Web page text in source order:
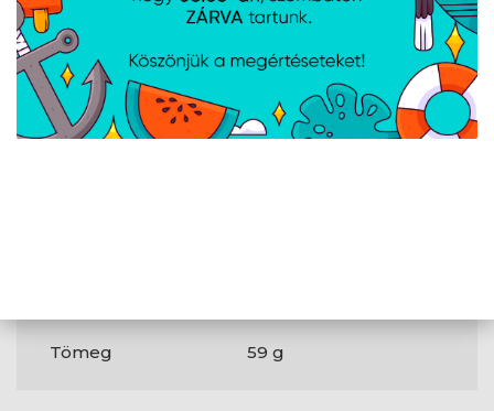
Kábelhosszúság
Termék színe
Fekete
Tömeg
59 g